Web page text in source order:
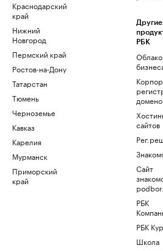
Краснодарский
край
Нижний
Новгород
Пермский край
Ростов-на-Дону
Татарстан
Тюмень
Черноземье
Кавказ
Карелия
Мурманск
Приморский
край
Другие
РБК
сайтов
Сайт
РБК
РБК
Школа